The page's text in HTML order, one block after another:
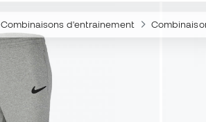
Combinaisons d'entrainement